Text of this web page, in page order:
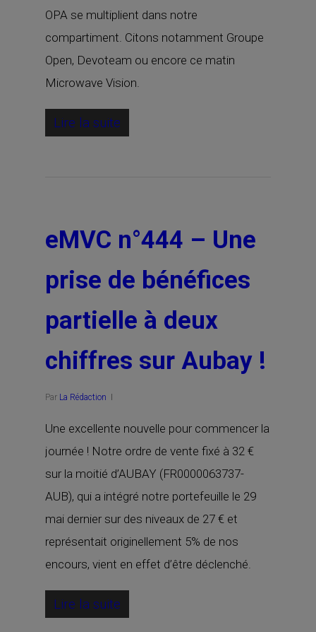
OPA se multiplient dans notre
compartiment. Citons notamment Groupe
Open, Devoteam ou encore ce matin
Microwave Vision.
Lire la suite
eMVC n°444 – Une
prise de bénéfices
partielle à deux
chiffres sur Aubay !
Par La Rédaction
Une excellente nouvelle pour commencer la
journée ! Notre ordre de vente fixé à 32 €
sur la moitié d’AUBAY (FR0000063737-
AUB), qui a intégré notre portefeuille le 29
mai dernier sur des niveaux de 27 € et
représentait originellement 5% de nos
encours, vient en effet d’être déclenché.
Lire la suite